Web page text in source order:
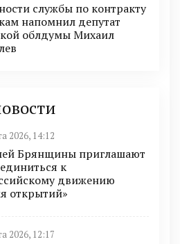
службы по контракту
напомнил депутат
облдумы Михаил
2026, 14:12
Брянщины приглашают
к
движению
открытий»
2026, 12:17